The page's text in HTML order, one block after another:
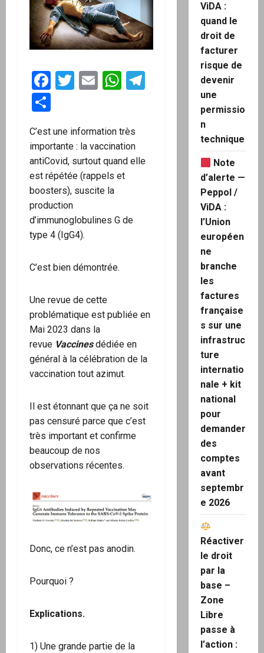
Facebook
Twitter
EmailWhatsApp
Telegram
C’est une information très
importante : la vaccination
antiCovid, surtout quand elle
est répétée (rappels et
boosters), suscite la
production
d’immunoglobulines G de
type 4 (IgG4).
C’est bien démontrée.
Une revue de cette
problématique est publiée en
Mai 2023 dans la
revue Vaccinesdédiée en
général à la célébration de la
vaccination tout azimut.
Il est étonnant que ça ne soit
pas censuré parce que c’est
très important et confirme
beaucoup de nos
observations récentes.
Donc, ce n’est pas anodin.
Pourquoi ?
Explications.
1) Une grande partie de la
ViDA :
quand le
droit de
facturer
risque de
devenir
une
permissio
n
technique
Note
d’alerte —
Peppol /
ViDA :
l’Union
européen
ne
branche
les
factures
française
s sur une
infrastruc
ture
internatio
nale + kit
national
pour
demander
des
comptes
avant
septembr
e 2026
Réactiver
le droit
par la
base –
Zone
Libre
passe à
l’action :